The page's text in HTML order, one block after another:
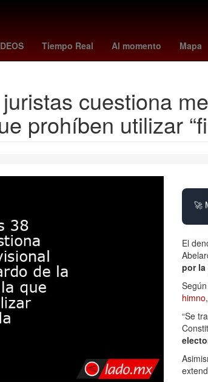
Tiempo Real Al momento Mapa
recuperadas loteria Argentina Harry
cuestiona
prohíben utilizar
🚀
El
por la
himno,
“Se